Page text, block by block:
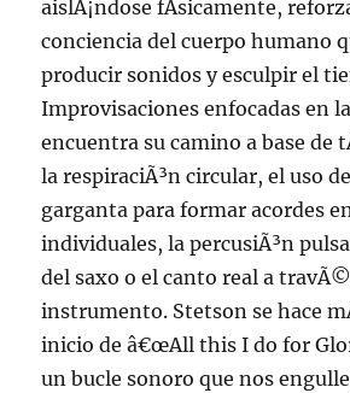
aislÃ¡ndose fÃ­sicamente,
conciencia del cuerpo humano
producir sonidos y esculpir el
Improvisaciones enfocadas en
encuentra su camino a base de
la respiraciÃ³n circular, el uso
garganta para formar acordes
individuales, la percusiÃ³n
del saxo o el canto real a
instrumento. Stetson se hace
inicio de â€œAll this I do for
un bucle sonoro que nos